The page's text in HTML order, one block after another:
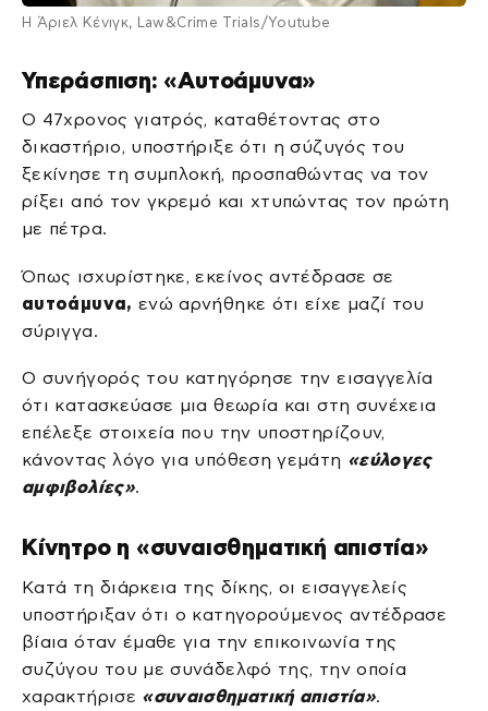
Η Άριελ Κένιγκ, Law&Crime Trials/Youtube
Υπεράσπιση: «Αυτοάμυνα»
Ο 47χρονος γιατρός, καταθέτοντας στο
δικαστήριο, υποστήριξε ότι η σύζυγός του
ξεκίνησε τη συμπλοκή, προσπαθώντας να τον
ρίξει από τον γκρεμό και χτυπώντας τον πρώτη
με πέτρα.
Όπως ισχυρίστηκε, εκείνος αντέδρασε σε
αυτοάμυνα, ενώ αρνήθηκε ότι είχε μαζί του
σύριγγα.
Ο συνήγορός του κατηγόρησε την εισαγγελία
ότι κατασκεύασε μια θεωρία και στη συνέχεια
επέλεξε στοιχεία που την υποστηρίζουν,
κάνοντας λόγο για υπόθεση γεμάτη «εύλογες
αμφιβολίες».
Κίνητρο η «συναισθηματική απιστία»
Κατά τη διάρκεια της δίκης, οι εισαγγελείς
υποστήριξαν ότι ο κατηγορούμενος αντέδρασε
βίαια όταν έμαθε για την επικοινωνία της
συζύγου του με συνάδελφό της, την οποία
χαρακτήρισε «συναισθηματική απιστία».